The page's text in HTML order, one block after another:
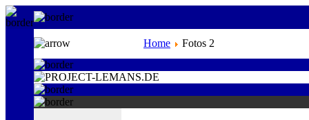
Home Fotos 2